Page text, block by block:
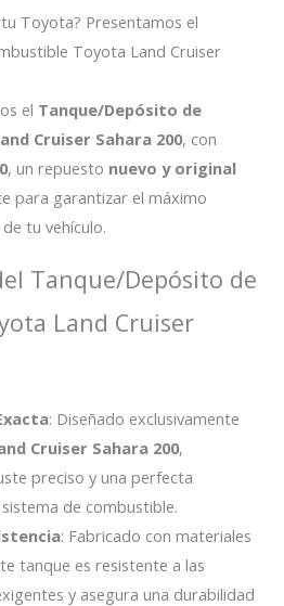
Toyota? Presentamos el
Toyota Land Cruiser
el Tanque/Depósito de
Cruiser Sahara 200, con
, un repuesto nuevo y original
para garantizar el máximo
tu vehículo.
Tanque/Depósito de
Land Cruiser
: Diseñado exclusivamente
Cruiser Sahara 200,
preciso y una perfecta
de combustible.
: Fabricado con materiales
tanque es resistente a las
y asegura una durabilidad